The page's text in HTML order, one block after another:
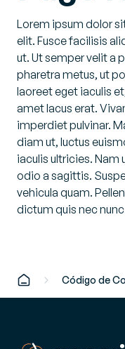
Lorem ipsum dolor
elit. Fusce facilisis
ut. Ut semper velit a
pharetra metus, ut
laoreet eget iaculis
amet lacus erat.
imperdiet pulvinar.
diam ut, luctus
iaculis ultricies. Nam
odio a sagittis.
vehicula quam.
dictum quis nec
Código de